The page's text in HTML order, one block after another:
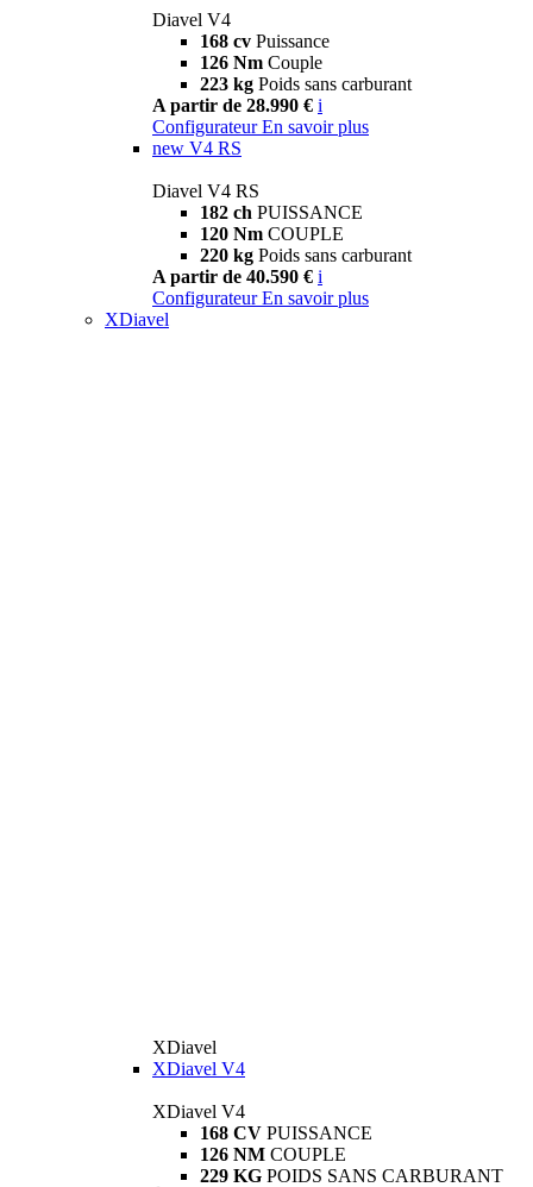
Diavel V4
168 cv Puissance
126 Nm Couple
223 kg Poids sans carburant
A partir de 28.990 € i
Configurateur En savoir plus
new V4 RS
Diavel V4 RS
182 ch PUISSANCE
120 Nm COUPLE
220 kg Poids sans carburant
A partir de 40.590 € i
Configurateur En savoir plus
XDiavel
XDiavel
XDiavel V4
XDiavel V4
168 CV PUISSANCE
126 NM COUPLE
229 KG POIDS SANS CARBURANT